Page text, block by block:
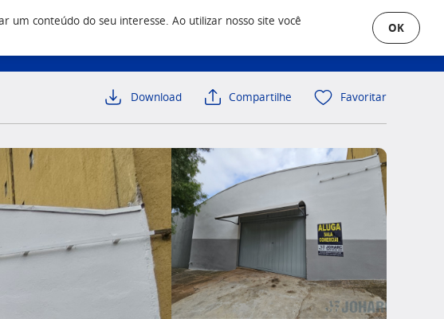
Download Compartilhe Favoritar
um conteúdo do seu interesse. Ao utilizar nosso site você
OK